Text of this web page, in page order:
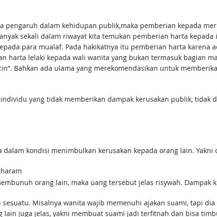
dalam kehidupan publik,maka pemberian kepada
sekali dalam riwayat kita temukan pemberian harta
para mualaf. Pada hakikatnya itu pemberian harta karena
harta lelaki kepada wali wanita yang bukan termasuk bagian
Bahkan ada ulama yang merekomendasikan untuk
yang tidak memberikan dampak kerusakan publik, tidak
dalam kondisi menimbulkan kerusakan kepada orang lain. Yakni
orang lain, maka uang tersebut jelas risywah. Dampak
Misalnya wanita wajib memenuhi ajakan suami, tapi
lain juga jelas, yakni membuat suami jadi terfitnah dan bisa